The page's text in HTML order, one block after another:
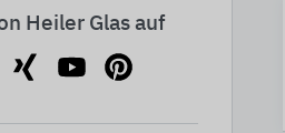
Heiler Glas auf